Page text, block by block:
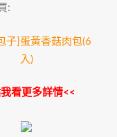
:
子]蛋黃香菇肉包(6
入)
看更多詳情<<